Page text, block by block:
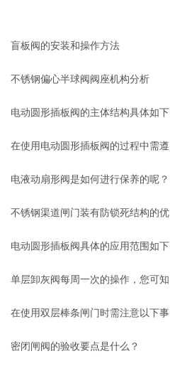
盲板阀的安装和操作方法
不锈钢偏心半球阀阀座机构分析
电动圆形插板阀的主体结构具体如下
在使用电动圆形插板阀的过程中需遵
循以下注意事项
电液动扇形阀是如何进行保养的呢？
不锈钢渠道闸门装有防锁死结构的优
势分析
电动圆形插板阀具体的应用范围如下
单层卸灰阀每周一次的操作，您可知
是什么？
在使用双层棒条闸门时需注意以下事
项
密闭闸阀的验收要点是什么？